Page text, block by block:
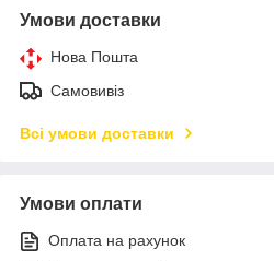
Умови доставки
Нова Пошта
Самовивіз
Всі умови доставки
Умови оплати
Оплата на рахунок